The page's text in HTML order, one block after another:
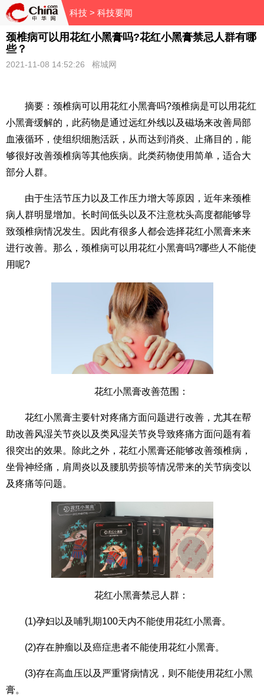
科技 > 科技要闻
颈椎病可以用花红小黑膏吗?花红小黑膏禁忌人群有哪
些？
2021-11-08 14:52:26 榕城网
摘要：颈椎病可以用花红小黑膏吗?颈椎病是可以用花红
小黑膏缓解的，此药物是通过远红外线以及磁场来改善局部
血液循环，使组织细胞活跃，从而达到消炎、止痛目的，能
够很好改善颈椎病等其他疾病。此类药物使用简单，适合大
部分人群。
由于生活节压力以及工作压力增大等原因， 近年来颈椎
病人群明显增加。长时间低头以及不注意枕头高度都能够导
致颈椎病情况发生。因此有很多人都会选择花红小黑膏来来
进行改善。那么，颈椎病可以用花红小黑膏吗?哪些人不能使
用呢?
花红小黑膏改善范围：
花红小黑膏主要针对疼痛方面问题进行改善，尤其在帮
助改善风湿关节炎以及类风湿关节炎导致疼痛方面问题有着
很突出的效果。除此之外，花红小黑膏还能够改善颈椎病，
坐骨神经痛，肩周炎以及腰肌劳损等情况带来的关节病变以
及疼痛等问题。
花红小黑膏禁忌人群：
(1)孕妇以及哺乳期100天内不能使用花红小黑膏。
(2)存在肿瘤以及癌症患者不能使用花红小黑膏。
(3)存在高血压以及严重肾病情况，则不能使用花红小黑
膏。